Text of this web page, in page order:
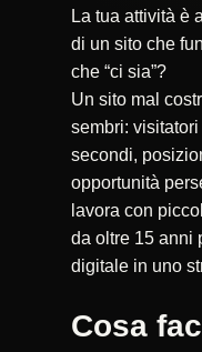
La tua attività è
di un sito che
che “ci sia”?
Un sito mal
sembri:
secondi,
opportunità
lavora con
da oltre 15 anni
digitale in uno
Cosa